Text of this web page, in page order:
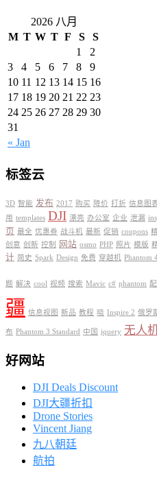
2026 八月
M T W T F S S
« Jan
1
2
3
4 5 6 7 8
9
10 11 12 13 14 15 16
17 18 19 20 21 22 23
24 25 26 27 28 29 30
31
标签云
3D 智能 发布 2017 购买 降价 打折 信息图
用 templates DJI 漂亮 办公室 企业 泄漏
页 最全 优惠券 战斗机 最新 促销 coupons
创意 创新 控制 网站 osmo PHP 照片 模版
计 简史 Spark Design 免费 穿越机 Phantom
题 解决 cool 视频 搜索 Mavic c# phantom
疆 信息视图 新品 教程 晓 Inspire 2 俄罗
布 Phantom 3 Standard 中国 jquery 无人
好网站
DJI Deals Discount
DJI大疆折扣
Drone Stories
Vincent Jiang
九八朝廷
航拍